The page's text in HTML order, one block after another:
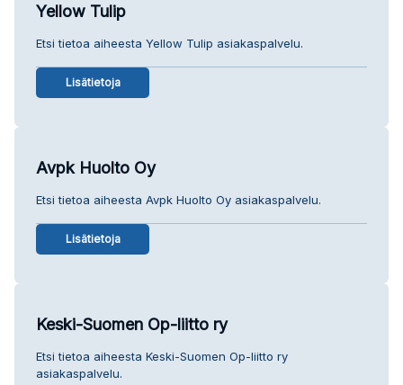
Yellow Tulip
Etsi tietoa aiheesta Yellow Tulip asiakaspalvelu.
Lisätietoja
Avpk Huolto Oy
Etsi tietoa aiheesta Avpk Huolto Oy asiakaspalvelu.
Lisätietoja
Keski-Suomen Op-liitto ry
Etsi tietoa aiheesta Keski-Suomen Op-liitto ry
asiakaspalvelu.